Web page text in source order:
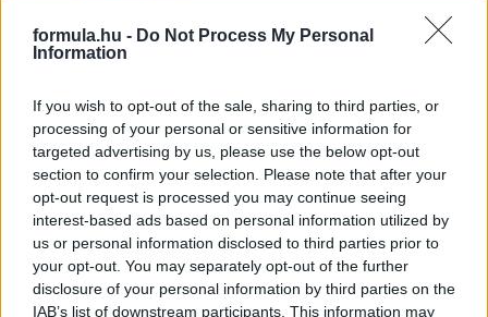
formula.hu - Do Not Process My Personal
Information
If you wish to opt-out of the sale, sharing to third parties, or
processing of your personal or sensitive information for
targeted advertising by us, please use the below opt-out
section to confirm your selection. Please note that after your
opt-out request is processed you may continue seeing
interest-based ads based on personal information utilized by
us or personal information disclosed to third parties prior to
your opt-out. You may separately opt-out of the further
disclosure of your personal information by third parties on the
IAB’s list of downstream participants. This information may
Retro – Túlélni a lángokat a Zöld Pokolban